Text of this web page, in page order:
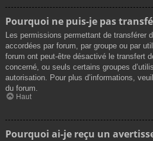
Pourquoi ne puis-je pas
Les permissions permettant de transférer
accordées par forum, par groupe ou par
forum ont peut-être désactivé le transfert
concerné, ou seuls certains groupes
autorisation. Pour plus d’informations,
du forum.
Haut
Pourquoi ai-je reçu un